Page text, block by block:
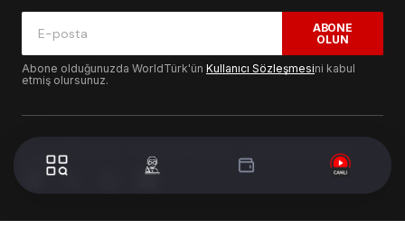
ABONE
OLUN
Abone olduğunuzda WorldTürk'ün Kullanıcı Sözleşmesini kabul
etmiş olursunuz.
© 2024 WorldTurk. Tüm Hakları Saklıdır. - Tasarım & Geliştirme :
Volion's